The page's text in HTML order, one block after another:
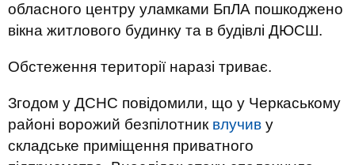
обласного центру уламками БпЛА пошкоджено
вікна житлового будинку та в будівлі ДЮСШ.
Обстеження території наразі триває.
Згодом у ДСНС повідомили, що у Черкаському
районі ворожий безпілотник влучив у
складське приміщення приватного